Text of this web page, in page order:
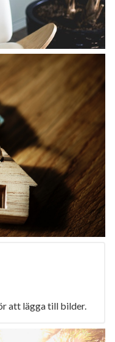
att lägga till bilder.